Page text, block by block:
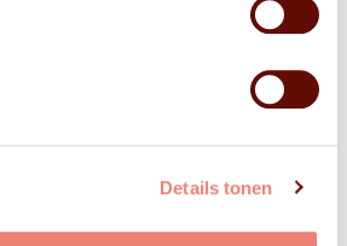
Details tonen